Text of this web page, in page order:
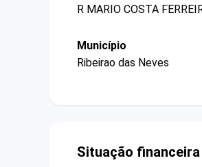
R MARIO COSTA
Município
Ribeirao das Neves
Situação financeira